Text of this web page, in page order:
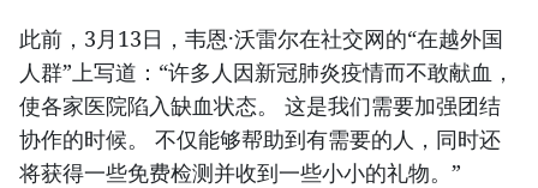
此前，3月13日，韦恩·沃雷尔在社交网的“在越外国
人群”上写道：“许多人因新冠肺炎疫情而不敢献血，
使各家医院陷入缺血状态。 这是我们需要加强团结
协作的时候。 不仅能够帮助到有需要的人，同时还
将获得一些免费检测并收到一些小小的礼物。”